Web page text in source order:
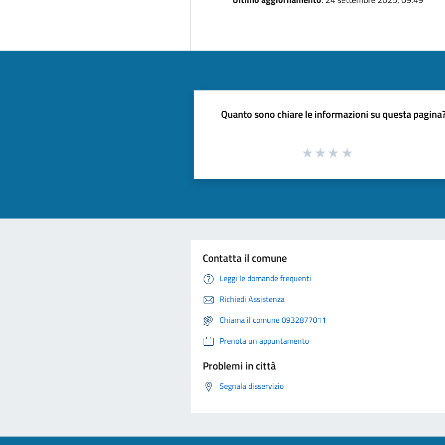
Quanto sono chiare le informazioni su questa
Contatta il comune
Leggi le domande frequenti
Richiedi Assistenza
Chiama il comune 0932877011
Prenota un appuntamento
Problemi in città
Segnala disservizio